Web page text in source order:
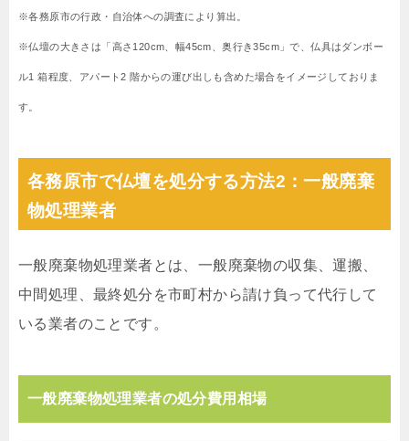
※各務原市の行政・自治体への調査により算出。
※仏壇の大きさは「高さ120cm、幅45cm、奥行き35cm」で、仏具はダンボー
ル1 箱程度、アパート2 階からの運び出しも含めた場合をイメージしておりま
す。
各務原市で仏壇を処分する方法2：一般廃棄
物処理業者
一般廃棄物処理業者とは、一般廃棄物の収集、運搬、
中間処理、最終処分を市町村から請け負って代行して
いる業者のことです。
一般廃棄物処理業者の処分費用相場